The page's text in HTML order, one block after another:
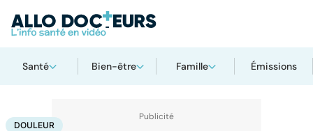
Santé Bien-être Famille Émissions
AccueilSanté
DOULEUR